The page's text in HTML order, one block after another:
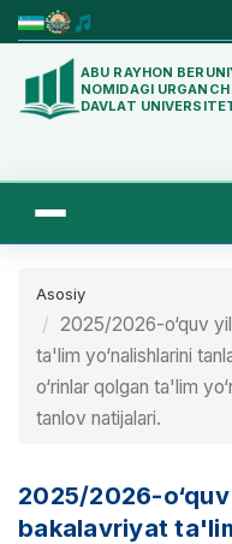
ABU RAYHON
NOMIDAGI URGANCH
DAVLAT
Asosiy
2025/2026-o‘quv
ta'lim yo‘nalishlarini
o‘rinlar qolgan ta'lim
tanlov natijalari.
2025/2026-
bakalavriyat